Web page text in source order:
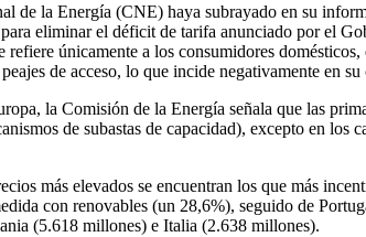
de la Energía (CNE) haya subrayado en su
eliminar el déficit de tarifa anunciado por el
únicamente a los consumidores
de acceso, lo que incide negativamente en
la Comisión de la Energía señala que las
de subastas de capacidad), excepto en
más elevados se encuentran los que más
con renovables (un 28,6%), seguido de
(5.618 millones) e Italia (2.638 millones).